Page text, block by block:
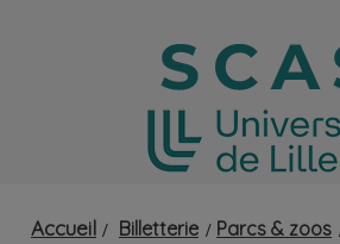
Accueil Billetterie Parcs & zoos